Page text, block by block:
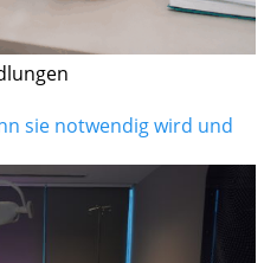
sie notwendig wird und